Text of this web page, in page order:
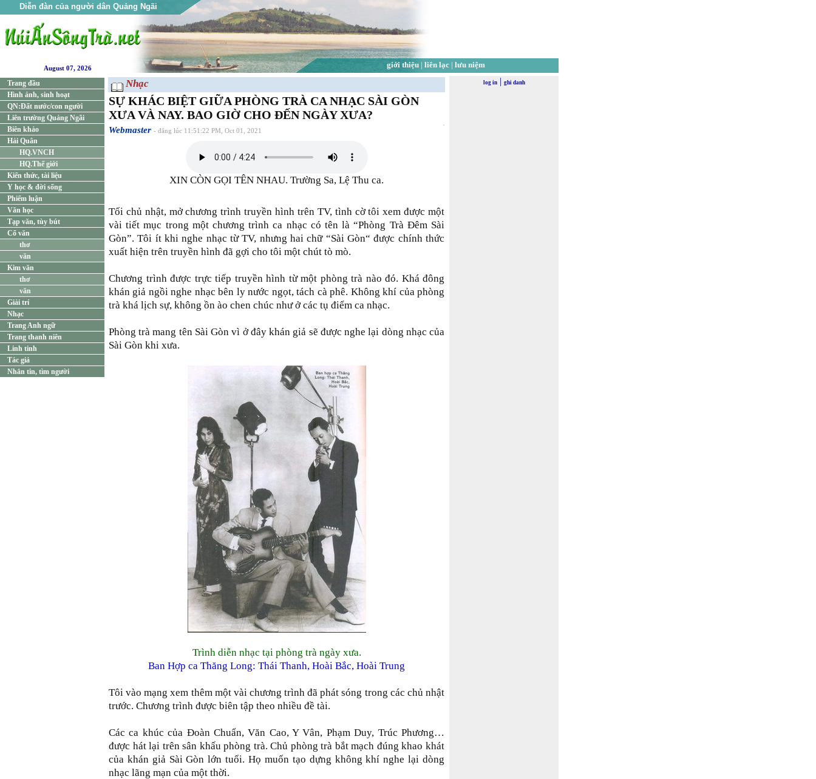
Diễn đàn của người dân Quảng Ngãi
giới thiệu| liên lạc| lưu niệm
August 07, 2026
Trang đầu
Hình ảnh, sinh hoạt
QN:Đất nước/con người
Liên trường Quảng Ngãi
Biên khảo
Hải Quân
HQ.VNCH
HQ.Thế giới
Kiến thức, tài liệu
Y học & đời sống
Phiếm luận
Văn học
Tạp văn, tùy bút
Cổ văn
thơ
văn
Kim văn
thơ
văn
Giải trí
Nhạc
Trang Anh ngữ
Trang thanh niên
Linh tinh
Tác giả
Nhắn tin, tìm người
Nhạc
SỰ KHÁC BIỆT GIỮA PHÒNG TRÀ CA NHẠC SÀI GÒN
XƯA VÀ NAY. BAO GIỜ CHO ĐẾN NGÀY XƯA?
Webmaster - đăng lúc 11:51:22 PM, Oct 01, 2021
XIN CÒN GỌI TÊN NHAU. Trường Sa, Lệ Thu ca.
Tối chủ nhật, mở chương trình truyền hình trên TV, tình cờ tôi xem được một
vài tiết mục trong một chương trình ca nhạc có tên là “Phòng Trà Đêm Sài
Gòn”. Tôi ít khi nghe nhạc từ TV, nhưng hai chữ “Sài Gòn“ được chính thức
xuất hiện trên truyền hình đã gợi cho tôi một chút tò mò.
Chương trình được trực tiếp truyền hình từ một phòng trà nào đó. Khá đông
khán giả ngồi nghe nhạc bên ly nước ngọt, tách cà phê. Không khí của phòng
trà khá lịch sự, không ồn ào chen chúc như ở các tụ điểm ca nhạc.
Phòng trà mang tên Sài Gòn vì ở đây khán giả sẽ được nghe lại dòng nhạc của
Sài Gòn khi xưa.
Trình diễn nhạc tại phòng trà ngày xưa.
Ban Hợp ca Thăng Long: Thái Thanh, Hoài Bắc, Hoài Trung
Tôi vào mạng xem thêm một vài chương trình đã phát sóng trong các chủ nhật
trước. Chương trình được biên tập theo nhiều đề tài.
Các ca khúc của Đoàn Chuẩn, Văn Cao, Y Vân, Phạm Duy, Trúc Phương…
được hát lại trên sân khấu phòng trà. Chủ phòng trà bắt mạch đúng khao khát
của khán giả Sài Gòn lớn tuổi. Họ muốn tạo dựng không khí nghe lại dòng
nhạc lãng mạn của một thời.
log in| ghi danh